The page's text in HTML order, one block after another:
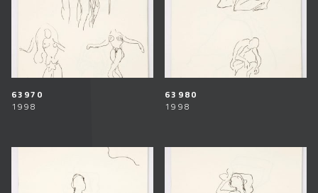
SEARCH FOR:
63970
1998
63980
1998